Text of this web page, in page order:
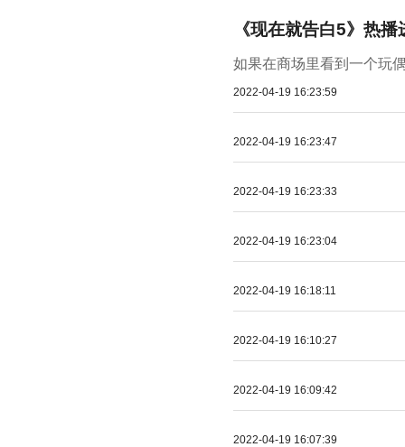
《现在就告白5》热
如果在商场里看到一个玩
2022-04-19 16:23:59
2022-04-19 16:23:47
2022-04-19 16:23:33
2022-04-19 16:23:04
2022-04-19 16:18:11
2022-04-19 16:10:27
2022-04-19 16:09:42
2022-04-19 16:07:39